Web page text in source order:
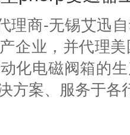
理商-无锡艾迅
企业，并代理
化电磁阀箱的
方案、服务于各